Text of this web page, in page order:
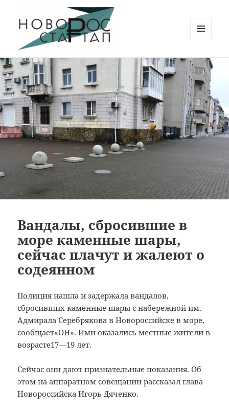
Новорос Стартап
ВИДЖЕТЫ
Вандалы, сбросившие в
море каменные шары,
сейчас плачут и жалеют о
содеянном
Полиция нашла и задержала вандалов,
сбросивших каменные шары с набережной им.
Адмирала Серебрякова в Новороссийске в море,
сообщает«ОН».Ими оказались местные жители в
возрасте17—19 лет.
Сейчас они дают признательные показания. Об
этом на аппаратном совещании рассказал глава
Новороссийска Игорь Дяченко.